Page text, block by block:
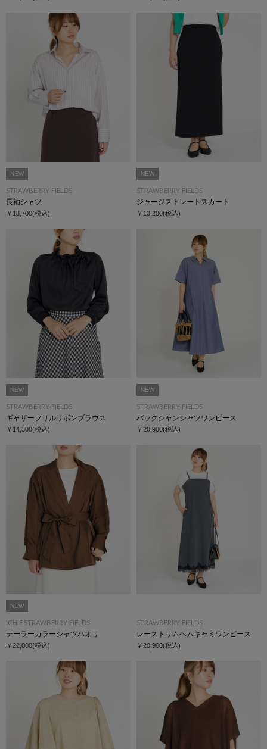
NEW
STRAWBERRY-FIELDS
長袖シャツ
￥18,700(税込)
NEW
STRAWBERRY-FIELDS
ジャージストレートスカート
￥13,200(税込)
NEW
STRAWBERRY-FIELDS
ギャザーフリルリボンブラウス
￥14,300(税込)
NEW
STRAWBERRY-FIELDS
バックシャンシャツワンピース
￥20,900(税込)
NEW
ICHIE STRAWBERRY-FIELDS
テーラーカラーシャツハオリ
￥22,000(税込)
STRAWBERRY-FIELDS
レーストリムヘムキャミワンピース
￥20,900(税込)